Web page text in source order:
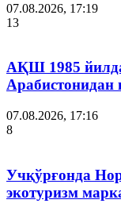
07.08.2026, 17:19
13
АҚШ 1985
Арабистонидан
07.08.2026, 17:16
8
Учқўрғонда
экотуризм